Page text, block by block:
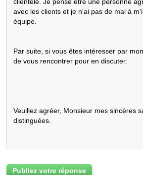
avec les clients et je n'ai pas de mal à
équipe.
Par suite, si vous êtes intéresser par
de vous rencontrer pour en discuter.
Veuillez agréer, Monsieur mes sincères
distinguées.
Publiez votre réponse